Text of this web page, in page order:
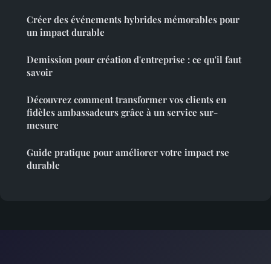
Créer des événements hybrides mémorables pour
un impact durable
Demission pour création d'entreprise : ce qu'il faut
savoir
Découvrez comment transformer vos clients en
fidèles ambassadeurs grâce à un service sur-
mesure
Guide pratique pour améliorer votre impact rse
durable